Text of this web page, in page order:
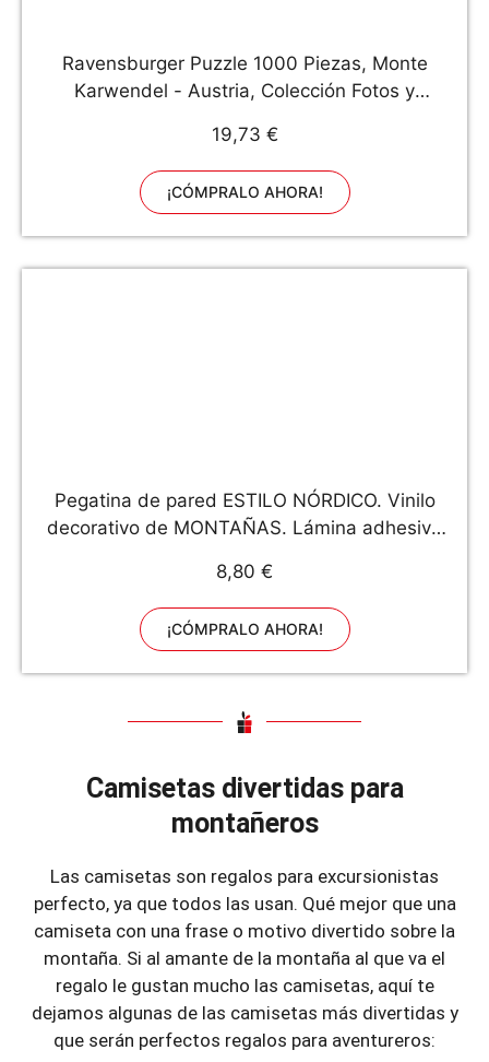
Ravensburger Puzzle 1000 Piezas, Monte
Karwendel - Austria, Colección Fotos y
Ravensburger de óptima calidad, Puzzles
Paisajes Adultos
19,73 €
¡CÓMPRALO AHORA!
Pegatina de pared ESTILO NÓRDICO. Vinilo
decorativo de MONTAÑAS. Lámina adhesiva
Decoración minimalista para Hogar, Oficina,
Tienda.
8,80 €
¡CÓMPRALO AHORA!
Camisetas divertidas para
montañeros
Las camisetas son regalos para excursionistas
perfecto, ya que todos las usan. Qué mejor que una
camiseta con una frase o motivo divertido sobre la
montaña. Si al amante de la montaña al que va el
regalo le gustan mucho las camisetas, aquí te
dejamos algunas de las camisetas más divertidas y
que serán perfectos regalos para aventureros: